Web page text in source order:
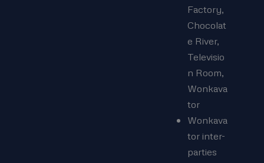
Factory,
Chocolat
e River,
Televisio
n Room,
Wonkava
tor
Wonkava
tor inter-
parties